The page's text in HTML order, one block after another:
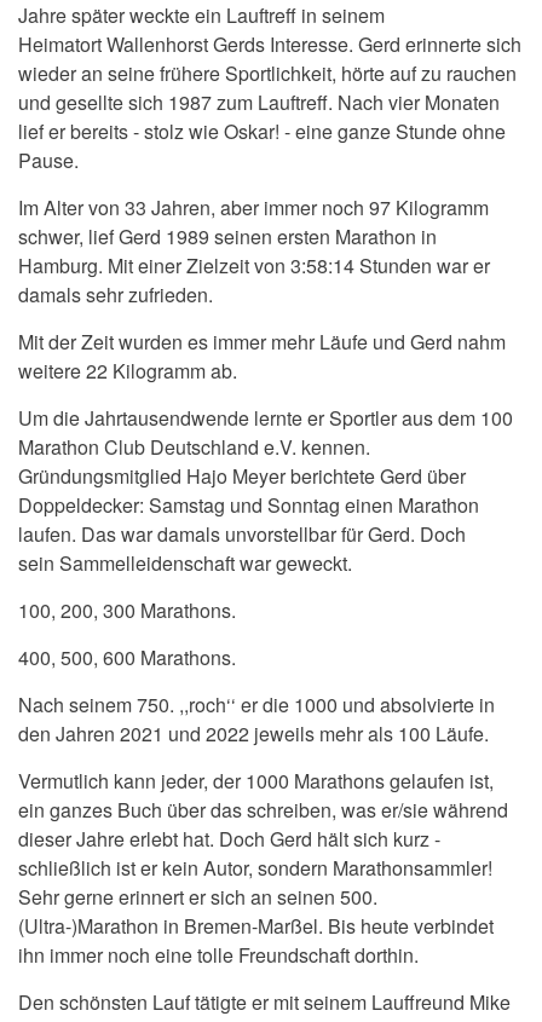
Jahre später weckte ein Lauftreff in seinem
Heimatort Wallenhorst Gerds Interesse. Gerd erinnerte sich
wieder an seine frühere Sportlichkeit, hörte auf zu rauchen
und gesellte sich 1987 zum Lauftreff. Nach vier Monaten
lief er bereits - stolz wie Oskar! - eine ganze Stunde ohne
Pause.
Im Alter von 33 Jahren, aber immer noch 97 Kilogramm
schwer, lief Gerd 1989 seinen ersten Marathon in
Hamburg. Mit einer Zielzeit von 3:58:14 Stunden war er
damals sehr zufrieden.
Mit der Zeit wurden es immer mehr Läufe und Gerd nahm
weitere 22 Kilogramm ab.
Um die Jahrtausendwende lernte er Sportler aus dem 100
Marathon Club Deutschland e.V. kennen.
Gründungsmitglied Hajo Meyer berichtete Gerd über
Doppeldecker: Samstag und Sonntag einen Marathon
laufen. Das war damals unvorstellbar für Gerd. Doch
sein Sammelleidenschaft war geweckt.
100, 200, 300 Marathons.
400, 500, 600 Marathons.
Nach seinem 750. ,,roch‘‘ er die 1000 und absolvierte in
den Jahren 2021 und 2022 jeweils mehr als 100 Läufe.
Vermutlich kann jeder, der 1000 Marathons gelaufen ist,
ein ganzes Buch über das schreiben, was er/sie während
dieser Jahre erlebt hat. Doch Gerd hält sich kurz -
schließlich ist er kein Autor, sondern Marathonsammler!
Sehr gerne erinnert er sich an seinen 500.
(Ultra-)Marathon in Bremen-Marßel. Bis heute verbindet
ihn immer noch eine tolle Freundschaft dorthin.
Den schönsten Lauf tätigte er mit seinem Lauffreund Mike